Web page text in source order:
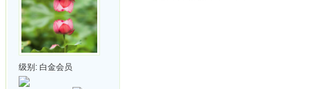
级别: 白金会员